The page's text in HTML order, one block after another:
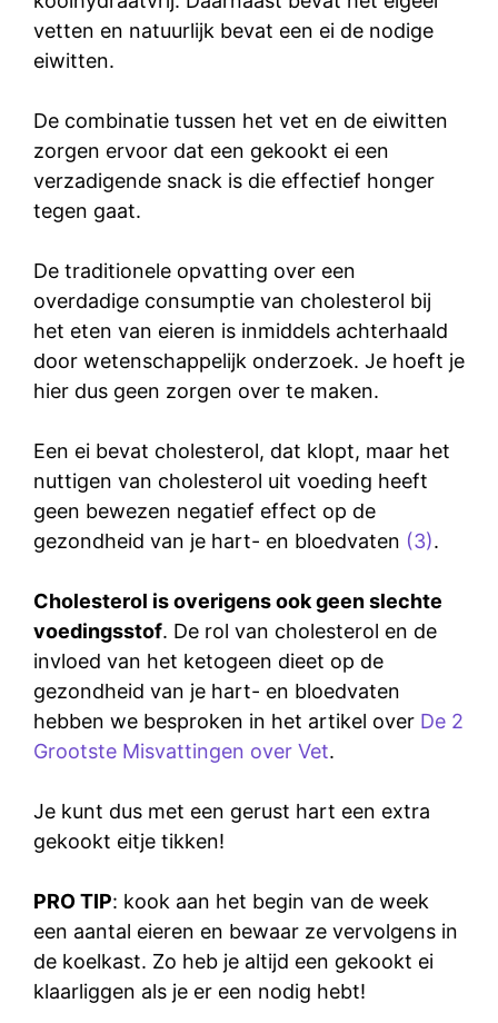
vetten en natuurlijk bevat een ei de nodige
eiwitten.
De combinatie tussen het vet en de eiwitten
zorgen ervoor dat een gekookt ei een
verzadigende snack is die effectief honger
tegen gaat.
De traditionele opvatting over een
overdadige consumptie van cholesterol bij
het eten van eieren is inmiddels achterhaald
door wetenschappelijk onderzoek. Je hoeft je
hier dus geen zorgen over te maken.
Een ei bevat cholesterol, dat klopt, maar het
nuttigen van cholesterol uit voeding heeft
geen bewezen negatief effect op de
gezondheid van je hart- en bloedvaten (3).
Cholesterol is overigens ook geen slechte
voedingsstof. De rol van cholesterol en de
invloed van het ketogeen dieet op de
gezondheid van je hart- en bloedvaten
hebben we besproken in het artikel over De 2
Grootste Misvattingen over Vet.
Je kunt dus met een gerust hart een extra
gekookt eitje tikken!
PRO TIP: kook aan het begin van de week
een aantal eieren en bewaar ze vervolgens in
de koelkast. Zo heb je altijd een gekookt ei
klaarliggen als je er een nodig hebt!